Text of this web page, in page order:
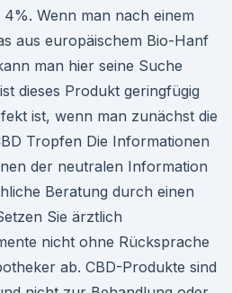
Wenn man nach einem
aus europäischem Bio-Hanf
man hier seine Suche
dieses Produkt geringfügig
ist, wenn man zunächst die
Tropfen Die Informationen
der neutralen Information
Beratung durch einen
Sie ärztlich
nicht ohne Rücksprache
ab. CBD-Produkte sind